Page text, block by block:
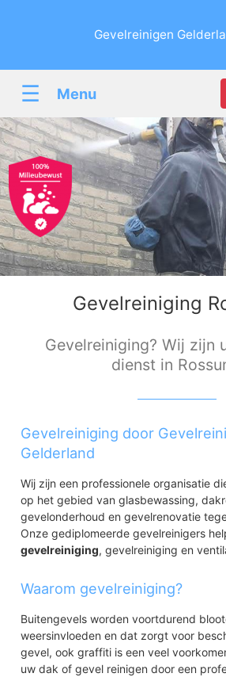
Gevelreinigen
☰ Menu
Gevelreiniging
Gevelreiniging? Wij zijn
dienst in
Gevelreiniging door
Gelderland
Wij zijn een professionele organisatie
op het gebied van glasbewassing,
gevelonderhoud en gevelrenovatie
Onze gediplomeerde gevelreinigers
gevelreiniging, gevelreiniging en
Waarom gevelreiniging?
Buitengevels worden voortdurend
weersinvloeden en dat zorgt voor
gevel, ook graffiti is een veel
uw dak of gevel reinigen door een